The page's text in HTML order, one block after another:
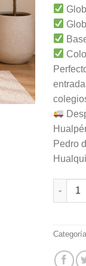
Pedro
R-19